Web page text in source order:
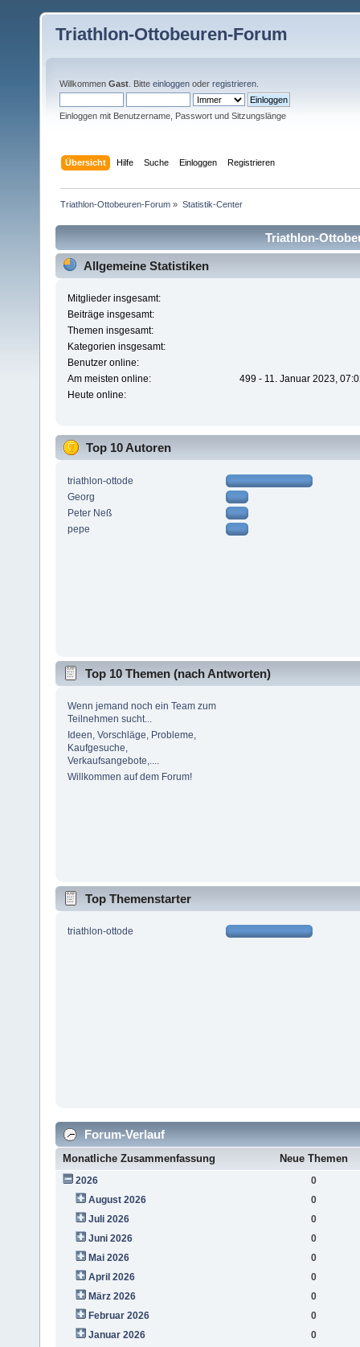
Triathlon-Ottobeuren-Forum
Willkommen Gast . Bitte einloggen oder registrieren
Einloggen mit Benutzername, Passwort und Sitzungslänge
Übersicht Hilfe Suche Einloggen Registrieren
Triathlon-Ottobeuren-Forum » Statistik-Center
Triathlon-
Allgemeine Statistiken
Mitglieder insgesamt:
Beiträge insgesamt:
Themen insgesamt:
Kategorien insgesamt:
Benutzer online:
Am meisten online:
499 - 11. Januar 2023,
Heute online:
Top 10 Autoren
triathlon-ottode
Georg
Peter Neß
pepe
Top 10 Themen (nach Antworten)
Wenn jemand noch ein Team zum
Teilnehmen sucht...
Ideen, Vorschläge, Probleme,
Kaufgesuche,
Verkaufsangebote,....
Willkommen auf dem Forum!
Top Themenstarter
triathlon-ottode
Forum-Verlauf
Monatliche Zusammenfassung Neue Themen
2026
0
August 2026
0
Juli 2026
0
Juni 2026
0
Mai 2026
0
April 2026
0
März 2026
0
Februar 2026
0
Januar 2026
0